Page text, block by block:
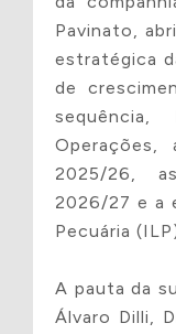
Contato
Site
Pavinato,
estratégica
de
2025/26,
2026/27 e a
Pecuária
A pauta da
Álvaro Dilli,